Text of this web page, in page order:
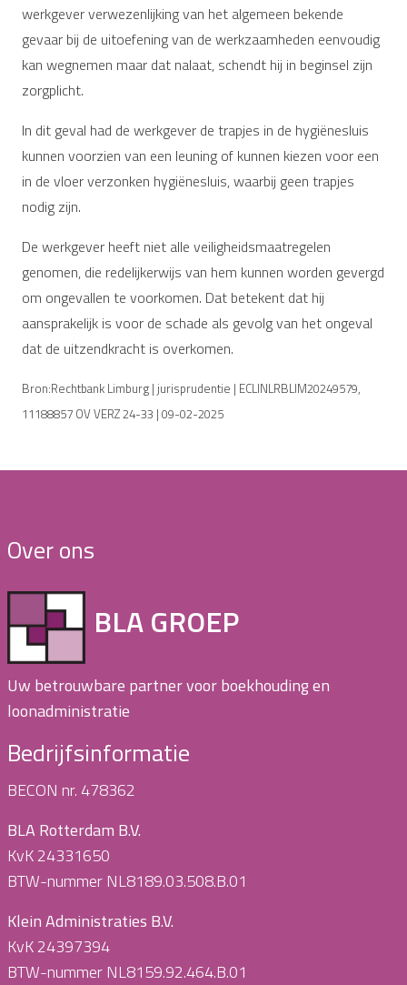
werkgever verwezenlijking van het algemeen bekende
gevaar bij de uitoefening van de werkzaamheden eenvoudig
kan wegnemen maar dat nalaat, schendt hij in beginsel zijn
zorgplicht.
In dit geval had de werkgever de trapjes in de hygiënesluis
kunnen voorzien van een leuning of kunnen kiezen voor een
in de vloer verzonken hygiënesluis, waarbij geen trapjes
nodig zijn.
De werkgever heeft niet alle veiligheidsmaatregelen
genomen, die redelijkerwijs van hem kunnen worden gevergd
om ongevallen te voorkomen. Dat betekent dat hij
aansprakelijk is voor de schade als gevolg van het ongeval
dat de uitzendkracht is overkomen.
Bron:Rechtbank Limburg | jurisprudentie | ECLINLRBLIM20249579,
11188857 OV VERZ 24-33 | 09-02-2025
Over ons
BLA GROEP
Uw betrouwbare partner voor boekhouding en
loonadministratie
Bedrijfsinformatie
BECON nr. 478362
BLA Rotterdam B.V.
KvK 24331650
BTW-nummer NL8189.03.508.B.01
Klein Administraties B.V.
KvK 24397394
BTW-nummer NL8159.92.464.B.01